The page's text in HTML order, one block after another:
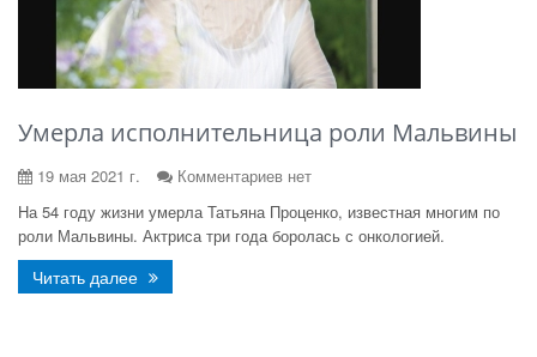
Умерла исполнительница роли Мальвины
19 мая 2021 г.
Комментариев нет
На 54 году жизни умерла Татьяна Проценко, известная многим по
роли Мальвины. Актриса три года боролась с онкологией.
Читать далее